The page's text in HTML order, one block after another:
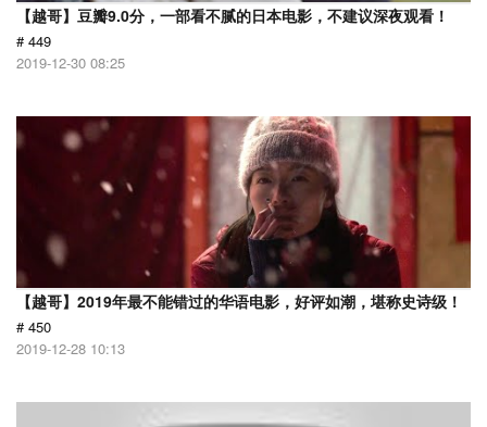
【越哥】豆瓣9.0分，一部看不腻的日本电影，不建议深夜观看！
# 449
2019-12-30 08:25
【越哥】2019年最不能错过的华语电影，好评如潮，堪称史诗级！
# 450
2019-12-28 10:13